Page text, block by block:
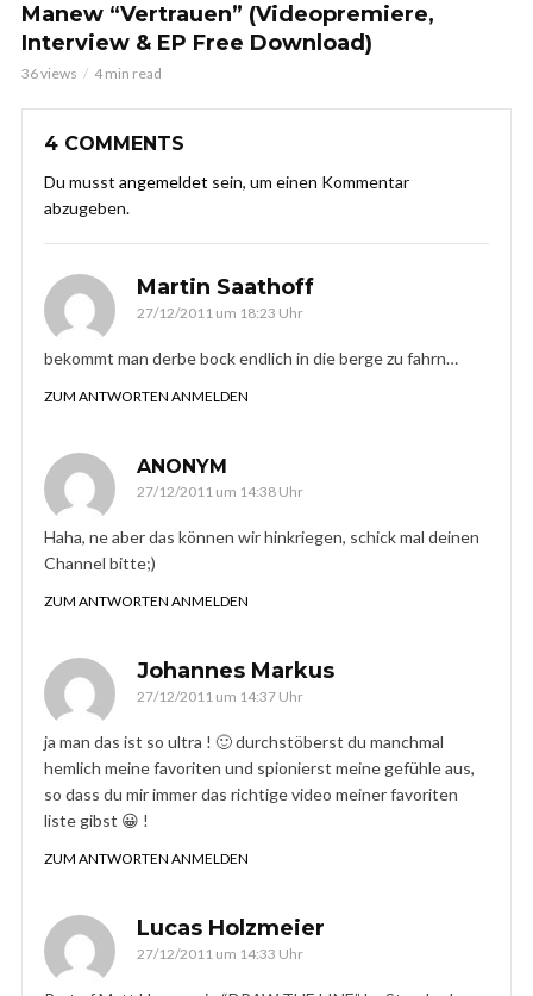
Manew “Vertrauen” (Videopremiere,
Interview & EP Free Download)
36 views 4 min read
4 COMMENTS
Du musst angemeldet sein, um einen Kommentar
abzugeben.
Martin Saathoff
27/12/2011 um 18:23 Uhr
bekommt man derbe bock endlich in die berge zu fahrn…
ZUM ANTWORTEN ANMELDEN
ANONYM
27/12/2011 um 14:38 Uhr
Haha, ne aber das können wir hinkriegen, schick mal deinen
Channel bitte;)
ZUM ANTWORTEN ANMELDEN
Johannes Markus
27/12/2011 um 14:37 Uhr
ja man das ist so ultra ! 🙂 durchstöberst du manchmal
hemlich meine favoriten und spionierst meine gefühle aus,
so dass du mir immer das richtige video meiner favoriten
liste gibst 😀 !
ZUM ANTWORTEN ANMELDEN
Lucas Holzmeier
27/12/2011 um 14:33 Uhr